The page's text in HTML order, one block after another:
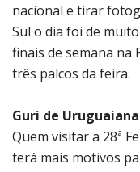
nacional e tirar
Sul o dia foi de
finais de semana na
três palcos da feira.
Guri de Uruguaiana
Quem visitar a 28ª
terá mais motivos